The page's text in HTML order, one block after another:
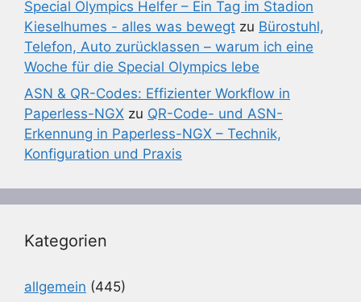
Special Olympics Helfer – Ein Tag im Stadion
Kieselhumes - alles was bewegt zu Bürostuhl,
Telefon, Auto zurücklassen – warum ich eine
Woche für die Special Olympics lebe
ASN & QR-Codes: Effizienter Workflow in
Paperless-NGX zu QR-Code- und ASN-
Erkennung in Paperless-NGX – Technik,
Konfiguration und Praxis
Kategorien
allgemein (445)